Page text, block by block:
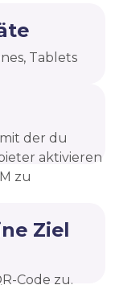
Tablets
der du
aktivieren
zu
Ziel
Code zu.